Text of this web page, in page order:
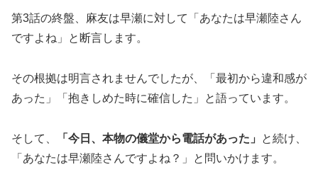
第3話の終盤、麻友は早瀬に対して「あなたは早瀬陸さん
ですよね」と断言します。
その根拠は明言されませんでしたが、「最初から違和感が
あった」「抱きしめた時に確信した」と語っています。
そして、 「今日、本物の儀堂から電話があった」
と続け、
「あなたは早瀬陸さんですよね？」と問いかけます。